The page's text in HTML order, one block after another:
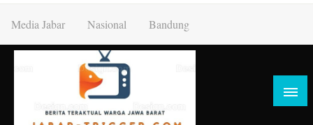
content
Media Jabar Nasional Bandung